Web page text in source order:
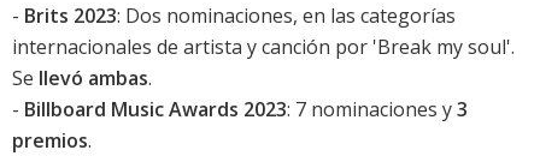
- Brits 2023: Dos nominaciones, en las categorías
internacionales de artista y canción por 'Break my soul'.
Se llevó ambas.
- Billboard Music Awards 2023: 7 nominaciones y3
premios.